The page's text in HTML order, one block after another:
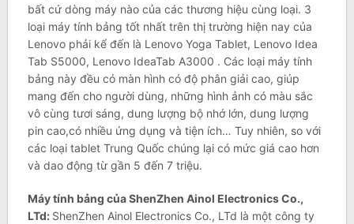
bất cứ dòng máy nào của các thương hiệu cùng loại. 3
loại máy tính bảng tốt nhất trên thị trường hiện nay của
Lenovo phải kể đến là Lenovo Yoga Tablet, Lenovo Idea
Tab S5000, Lenovo IdeaTab A3000 . Các loại máy tính
bảng này đều có màn hình có độ phân giải cao, giúp
mang đến cho người dùng, những hình ảnh có màu sắc
vô cùng tươi sáng, dung lượng bộ nhớ lớn, dung lượng
pin cao,có nhiều ứng dụng và tiện ích… Tuy nhiên, so với
các loại tablet Trung Quốc chúng lại có mức giá cao hơn
và dao động từ gần 5 đến 7 triệu.
Máy tính bảng của ShenZhen Ainol Electronics Co.,
LTd: ShenZhen Ainol Electronics Co., LTd là một công ty